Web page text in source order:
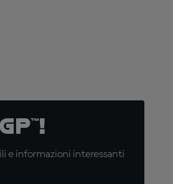
e informazioni interessanti